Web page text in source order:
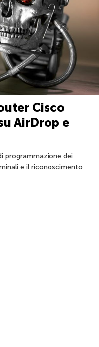
Cisco
AirDrop e
programmazione dei
e il riconoscimento